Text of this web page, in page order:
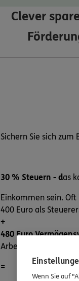
Clever
Sichern Sie sich zum
30 % Steuern - das
Einkommen sein.
400 Euro als
+
480 Euro
Arbeitgeber diese
=
Wenn Sie auf